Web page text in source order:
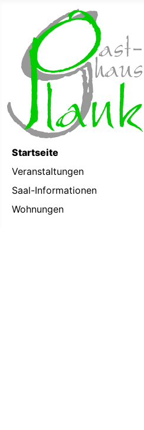
Startseite
Veranstaltungen
Saal-Informationen
Wohnungen